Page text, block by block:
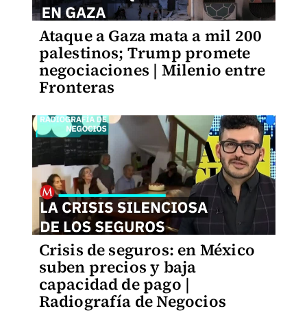
Ataque a Gaza mata a mil 200
palestinos; Trump promete
negociaciones | Milenio entre
Fronteras
Crisis de seguros: en México
suben precios y baja
capacidad de pago |
Radiografía de Negocios